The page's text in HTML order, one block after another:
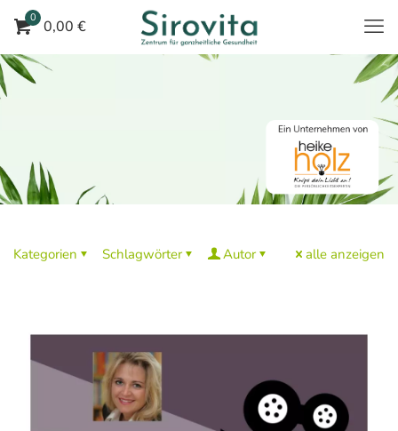
0 0,00 €
Kategorien Schlagwörter Autor alle anzeigen